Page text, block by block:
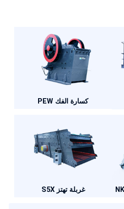
كسارة الفك PEW
غربلة تهتز S5X